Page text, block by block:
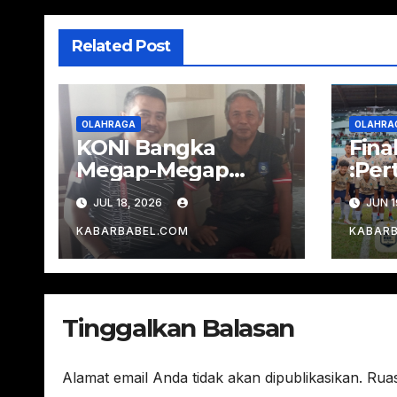
Related Post
OLAHRAGA
KONI Bangka
Megap-Megap
Hadapi Porprov, Ini
Kata Tokoh
Olahraga
JUL 18, 2026
KABARBABEL.COM
JUN
Tinggalkan Balasan
Alamat email Anda tidak akan dipublikasikan.